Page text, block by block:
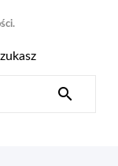
